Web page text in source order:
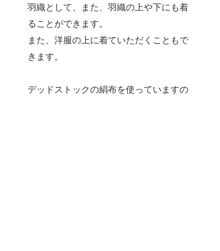
羽織として、また、羽織の上や下にも着
ることができます。
また、洋服の上に着ていただくこともで
きます。
デッドストックの絹布を使っていますの